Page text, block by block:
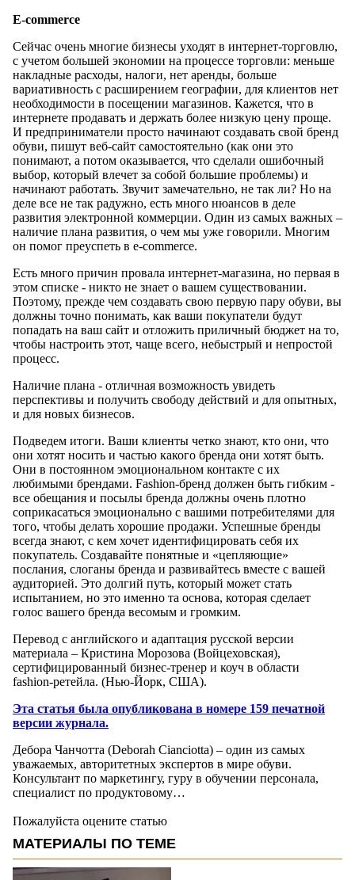
E-commerce
Сейчас очень многие бизнесы уходят в интернет-торговлю,
с учетом большей экономии на процессе торговли: меньше
накладные расходы, налоги, нет аренды, больше
вариативность с расширением географии, для клиентов нет
необходимости в посещении магазинов. Кажется, что в
интернете продавать и держать более низкую цену проще.
И предприниматели просто начинают создавать свой бренд
обуви, пишут веб-сайт самостоятельно (как они это
понимают, а потом оказывается, что сделали ошибочный
выбор, который влечет за собой большие проблемы) и
начинают работать. Звучит замечательно, не так ли? Но на
деле все не так радужно, есть много нюансов в деле
развития электронной коммерции. Один из самых важных –
наличие плана развития, о чем мы уже говорили. Многим
он помог преуспеть в e-commerce.
Есть много причин провала интернет-магазина, но первая в
этом списке - никто не знает о вашем существовании.
Поэтому, прежде чем создавать свою первую пару обуви, вы
должны точно понимать, как ваши покупатели будут
попадать на ваш сайт и отложить приличный бюджет на то,
чтобы настроить этот, чаще всего, небыстрый и непростой
процесс.
Наличие плана - отличная возможность увидеть
перспективы и получить свободу действий и для опытных,
и для новых бизнесов.
Подведем итоги. Ваши клиенты четко знают, кто они, что
они хотят носить и частью какого бренда они хотят быть.
Они в постоянном эмоциональном контакте с их
любимыми брендами. Fashion-бренд должен быть гибким -
все обещания и посылы бренда должны очень плотно
соприкасаться эмоционально с вашими потребителями для
того, чтобы делать хорошие продажи. Успешные бренды
всегда знают, с кем хочет идентифицировать себя их
покупатель. Создавайте понятные и «цепляющие»
послания, слоганы бренда и развивайтесь вместе с вашей
аудиторией. Это долгий путь, который может стать
испытанием, но это именно та основа, которая сделает
голос вашего бренда весомым и громким.
Перевод с английского и адаптация русской версии
материала – Кристина Морозова (Войцеховская),
сертифицированный бизнес-тренер и коуч в области
fashion-ретейла. (Нью-Йорк, США).
Эта статья была опубликована в номере 159 печатной
версии журнала.
Дебора Чанчотта (Deborah Cianciotta) – один из самых
уважаемых, авторитетных экспертов в мире обуви.
Консультант по маркетингу, гуру в обучении персонала,
специалист по продуктовому…
Пожалуйста оцените статью
МАТЕРИАЛЫ ПО ТЕМЕ